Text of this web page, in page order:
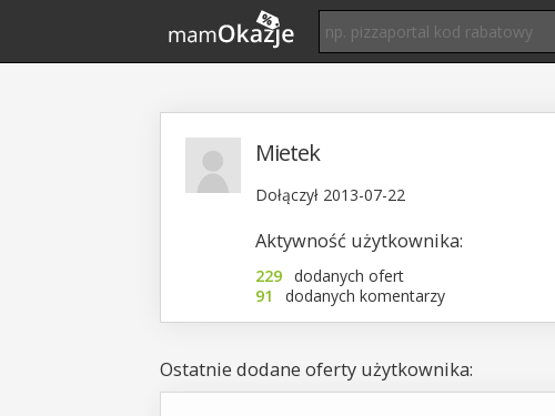
Mietek
Dołączył 2013-07-22
Aktywność użytkownika:
229 dodanych ofert
91
dodanych komentarzy
Ostatnie dodane oferty użytkownika: